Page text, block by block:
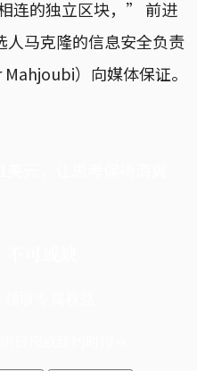
连的独立区块，” 前进
马克隆的信息安全负责
）向媒体保证。